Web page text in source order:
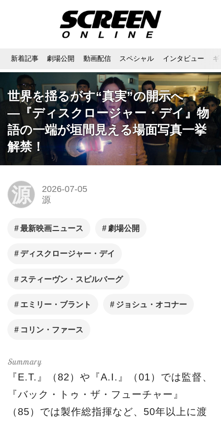
新着記事 劇場公開 動画配信 スペシャル インタビュー
世界を揺るがす“真実”の開示へ
―『ディスクロージャー・デイ』物
語の一端が垣間見える場面写真一挙
解禁！
源
2026-07-05
源
最新映画ニュース 劇場公開
ディスクロージャー・デイ
スティーヴン・スピルバーグ
エミリー・ブラント ジョシュ・オコナー
コリン・ファース
『E.T.』（82）や『A.I.』（01）では監督、
『バック・トゥ・ザ・フューチャー』
（85）では製作総指揮など、50年以上に渡